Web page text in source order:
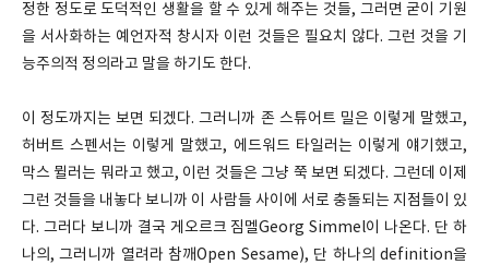
정한 정도로 도덕적인 생활을 할 수 있게 해주는 것들, 그러면 굳이 기원
을 서사화하는 예언자적 창시자 이런 것들은 필요치 않다. 그런 것을 기
능주의적 정의라고 말을 하기도 한다.
이 정도까지는 보면 되겠다. 그러니까 존 스튜어트 밀은 이렇게 말했고,
허버트 스펜서는 이렇게 말했고, 에드워드 타일러는 이렇게 얘기했고,
막스 뮐러는 뭐라고 했고, 이런 것들은 그냥 쭉 보면 되겠다. 그런데 이제
그런 것들을 내놓다 보니까 이 사람들 사이에 서로 충돌되는 지점들이 있
다. 그러다 보니까 결국 게오르크 짐멜Georg Simmel이 나온다. 단 하
나의, 그러니까 열려라 참깨Open Sesame), 단 하나의 definition을